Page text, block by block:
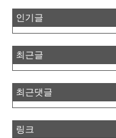
인기글
최근글
최근댓글
링크